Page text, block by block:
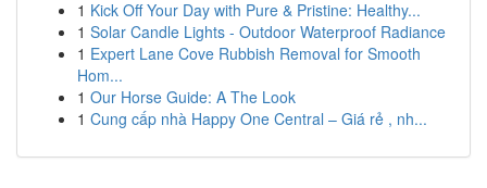
1 Kick Off Your Day with Pure & Pristine: Healthy...
1 Solar Candle Lights - Outdoor Waterproof Radiance
1 Expert Lane Cove Rubbish Removal for Smooth
Hom...
1 Our Horse Guide: A The Look
1 Cung cấp nhà Happy One Central – Giá rẻ , nh...